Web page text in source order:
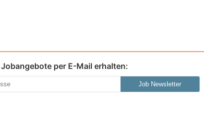
per E-Mail erhalten:
Job Newsletter